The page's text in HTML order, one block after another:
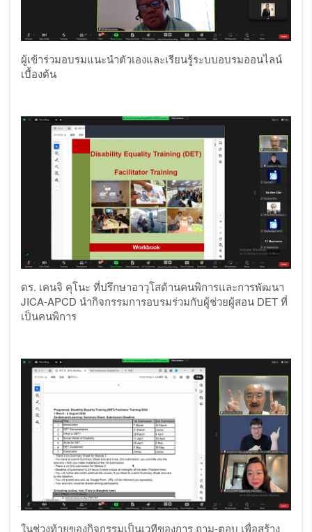
ผู้เข้าร่วมอบรมแนะนำตัวเองและเรียนรู้ระบบอบรมออนไลน์
เบื้องต้น
ดร. เคนจิ คุโนะ ที่ปรึกษาอาวุโสด้านคนพิการและการพัฒนา
JICA-APCD นำกิจกรรมการอบรมร่วมกับผู้ช่วยผู้สอน DET ที่
เป็นคนพิการ
ในช่วงท้ายของกิจกรรมเป็นเวทีของการ ถาม-ตอบ เพื่อสร้าง